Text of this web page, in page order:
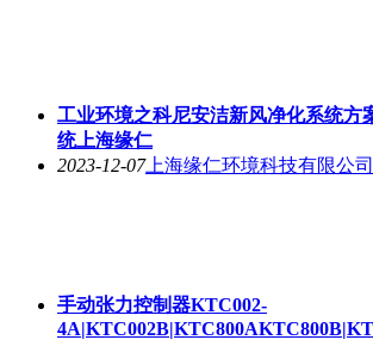
工业环境之科尼安洁新风净化系统方
统上海缘仁
2023-12-07上海缘仁环境科技有限公司
手动张力控制器KTC002-